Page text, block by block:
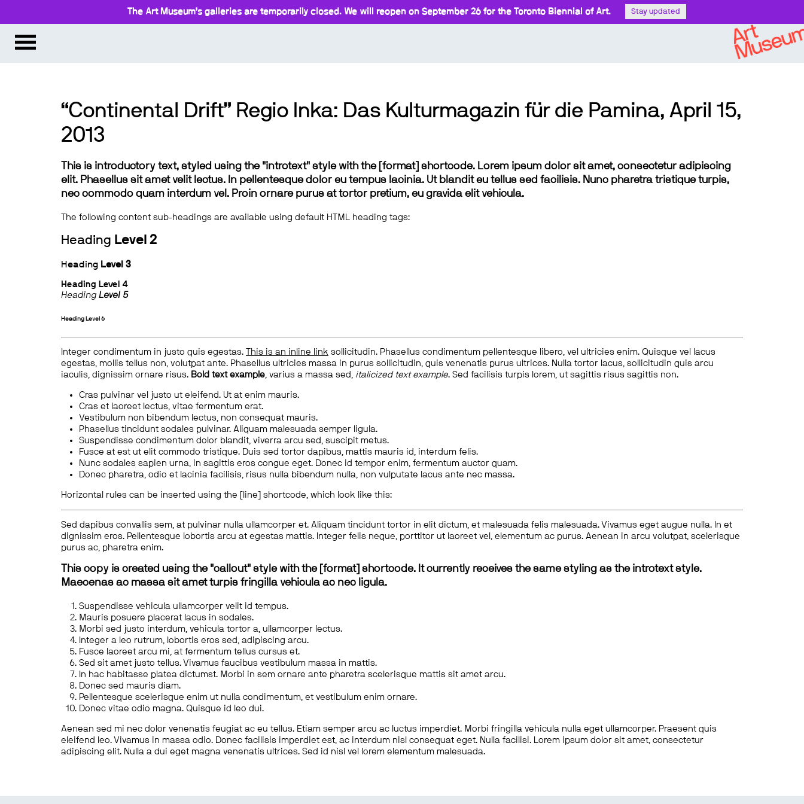
The Art Museum’s galleries are temporarily closed. We will reopen on September 26 for the Toronto Biennial of Art. Stay updated
“Continental Drift” Regio Inka: Das Kulturmagazin für die Pamina, April 15,
2013
This is introductory text, styled using the "introtext" style with the [format] shortcode. Lorem ipsum dolor sit amet, consectetur adipiscing
elit. Phasellus sit amet velit lectus. In pellentesque dolor eu tempus lacinia. Ut blandit eu tellus sed facilisis. Nunc pharetra tristique turpis,
nec commodo quam interdum vel. Proin ornare purus at tortor pretium, eu gravida elit vehicula.
The following content sub-headings are available using default HTML heading tags:
Heading Level 2
Heading Level 3
Heading Level 4
Heading Level 5
Heading Level 6
Integer condimentum in justo quis egestas. This is an inline link sollicitudin. Phasellus condimentum pellentesque libero, vel ultricies enim. Quisque vel lacus
egestas, mollis tellus non, volutpat ante. Phasellus ultricies massa in purus sollicitudin, quis venenatis purus ultrices. Nulla tortor lacus, sollicitudin quis arcu
iaculis, dignissim ornare risus. Bold text example, varius a massa sed, italicized text example. Sed facilisis turpis lorem, ut sagittis risus sagittis non.
Cras pulvinar vel justo ut eleifend. Ut at enim mauris.
Cras et laoreet lectus, vitae fermentum erat.
Vestibulum non bibendum lectus, non consequat mauris.
Phasellus tincidunt sodales pulvinar. Aliquam malesuada semper ligula.
Suspendisse condimentum dolor blandit, viverra arcu sed, suscipit metus.
Fusce at est ut elit commodo tristique. Duis sed tortor dapibus, mattis mauris id, interdum felis.
Nunc sodales sapien urna, in sagittis eros congue eget. Donec id tempor enim, fermentum auctor quam.
Donec pharetra, odio et lacinia facilisis, risus nulla bibendum nulla, non vulputate lacus ante nec massa.
Horizontal rules can be inserted using the [line] shortcode, which look like this:
Sed dapibus convallis sem, at pulvinar nulla ullamcorper et. Aliquam tincidunt tortor in elit dictum, et malesuada felis malesuada. Vivamus eget augue nulla. In et
dignissim eros. Pellentesque lobortis arcu at egestas mattis. Integer felis neque, porttitor ut laoreet vel, elementum ac purus. Aenean in arcu volutpat, scelerisque
purus ac, pharetra enim.
This copy is created using the "callout" style with the [format] shortcode. It currently receives the same styling as the introtext style.
Maecenas ac massa sit amet turpis fringilla vehicula ac nec ligula.
Suspendisse vehicula ullamcorper velit id tempus.
Mauris posuere placerat lacus in sodales.
Morbi sed justo interdum, vehicula tortor a, ullamcorper lectus.
Integer a leo rutrum, lobortis eros sed, adipiscing arcu.
Fusce laoreet arcu mi, at fermentum tellus cursus et.
Sed sit amet justo tellus. Vivamus faucibus vestibulum massa in mattis.
In hac habitasse platea dictumst. Morbi in sem ornare ante pharetra scelerisque mattis sit amet arcu.
Donec sed mauris diam.
Pellentesque scelerisque enim ut nulla condimentum, et vestibulum enim ornare.
Donec vitae odio magna. Quisque id leo dui.
Aenean sed mi nec dolor venenatis feugiat ac eu tellus. Etiam semper arcu ac luctus imperdiet. Morbi fringilla vehicula nulla eget ullamcorper. Praesent quis
eleifend leo. Vivamus in massa odio. Donec facilisis imperdiet est, ac interdum nisl consequat eget. Nulla facilisi. Lorem ipsum dolor sit amet, consectetur
adipiscing elit. Nulla a dui eget magna venenatis ultrices. Sed id nisl vel lorem elementum malesuada.